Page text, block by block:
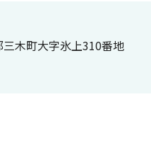
木町大字氷上310番地